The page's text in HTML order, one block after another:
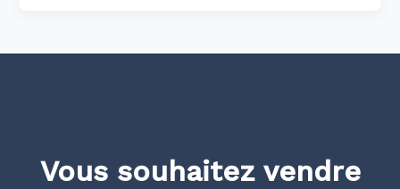
Vous souhaitez vendre